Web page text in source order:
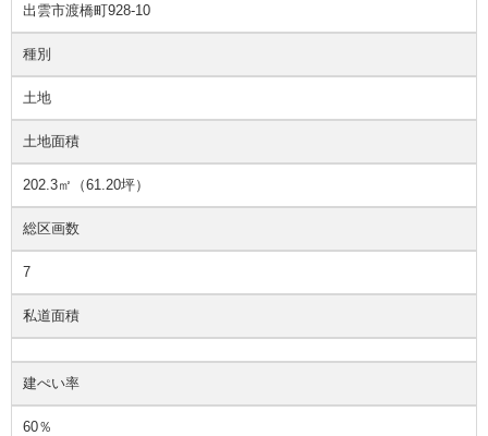
出雲市渡橋町928-10
種別
土地
土地面積
202.3㎡（61.20坪）
総区画数
7
私道面積
建ぺい率
60％